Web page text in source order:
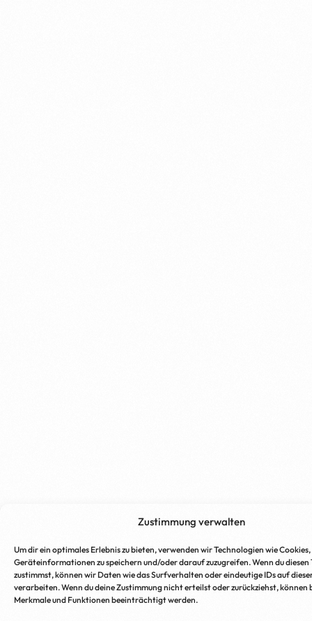
Zustimmung verwalten
Um dir ein optimales Erlebnis zu bieten, verwenden wir Technologien wie Cookies,
Geräteinformationen zu speichern und/oder darauf zuzugreifen. Wenn du diesen
zustimmst, können wir Daten wie das Surfverhalten oder eindeutige IDs auf
verarbeiten. Wenn du deine Zustimmung nicht erteilst oder zurückziehst, können
Merkmale und Funktionen beeinträchtigt werden.